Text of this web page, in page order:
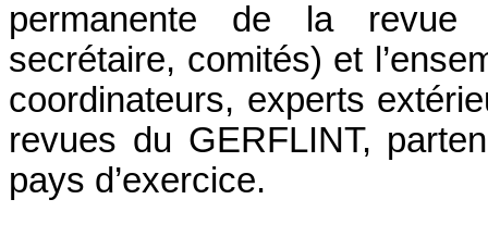
permanente de la revue
secrétaire, comités) et
coordinateurs, experts
revues du GERFLINT,
pays d’exercice.